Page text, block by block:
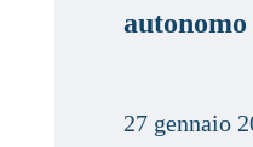
27 gennaio